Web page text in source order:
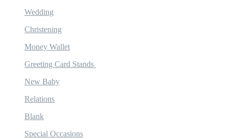
Wedding
Christening
Money Wallet
Greeting Card Stands
New Baby
Relations
Blank
Special Occasions